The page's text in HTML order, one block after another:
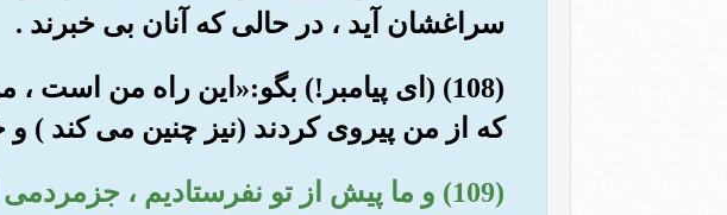
سراغشان آید ، در حالی که آنان بی خبرند .
(108) (ای پیامبر!) بگو:«این راه من
که از من پیروی کردند (نیز چنین می کند )
(109) و ما پیش از تو نفرستادیم ،